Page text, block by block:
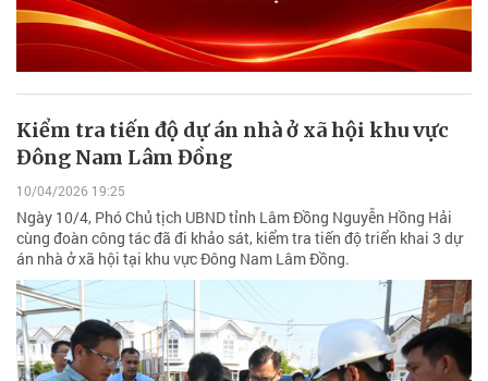
Kiểm tra tiến độ dự án nhà ở xã hội khu vực
Đông Nam Lâm Đồng
10/04/2026 19:25
Ngày 10/4, Phó Chủ tịch UBND tỉnh Lâm Đồng Nguyễn Hồng Hải
cùng đoàn công tác đã đi khảo sát, kiểm tra tiến độ triển khai 3 dự
án nhà ở xã hội tại khu vực Đông Nam Lâm Đồng.